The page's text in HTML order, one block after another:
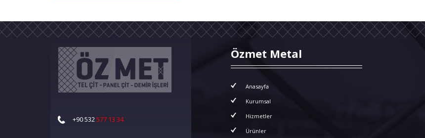
+90 532577 13 34
Özmet Metal
Anasayfa
Kurumsal
Hizmetler
Ürünler